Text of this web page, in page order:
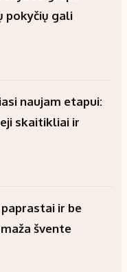
pokyčių gali
naujam etapui:
skaitikliai ir
ir be
švente